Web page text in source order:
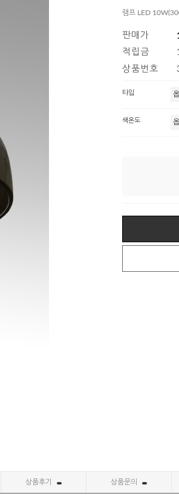
램프 LED
판매가
적립금
상품번호
타입
색온도
상품후기 상품문의